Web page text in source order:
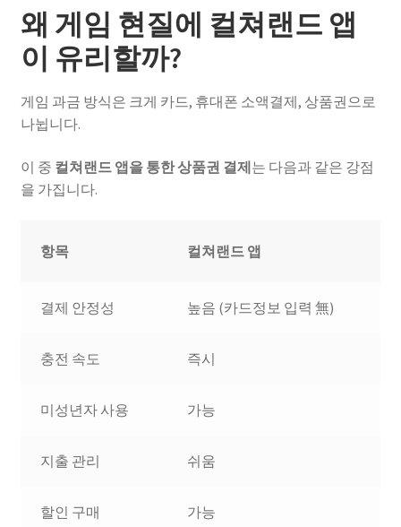
왜 게임 현질에 컬쳐랜드 앱
이 유리할까?
게임 과금 방식은 크게 카드, 휴대폰 소액결제, 상품권으로
나뉩니다.
이 중 컬쳐랜드 앱을 통한 상품권 결제는 다음과 같은 강점
을 가집니다.
항목 컬쳐랜드 앱
결제 안정성 높음 (카드정보 입력 無)
충전 속도 즉시
미성년자 사용 가능
지출 관리 쉬움
할인 구매 가능